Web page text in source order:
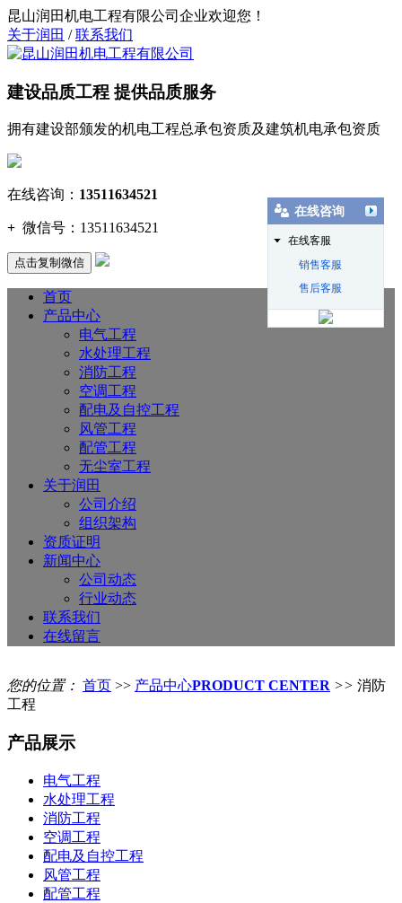
昆山润田机电工程有限公司企业欢迎您！
关于润田 /联系我们
建设品质工程 提供品质服务
拥有建设部颁发的机电工程总承包资质及建筑机电承包资质
在线咨询： 13511634521
+ 微信号： 13511634521
点击复制微信
首页
产品中心
电气工程
水处理工程
消防工程
空调工程
配电及自控工程
风管工程
配管工程
无尘室工程
关于润田
公司介绍
组织架构
资质证明
新闻中心
公司动态
行业动态
联系我们
在线留言
您的位置： 首页 >> 产品中心PRODUCT CENTER >> 消防
工程
产品展示
电气工程
水处理工程
消防工程
空调工程
配电及自控工程
风管工程
配管工程
在线咨询
在线客服
销售客服
售后客服